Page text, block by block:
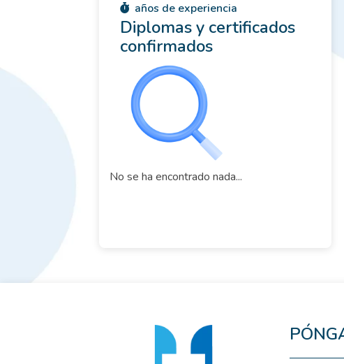
años de experiencia
Diplomas y certificados
confirmados
No se ha encontrado nada...